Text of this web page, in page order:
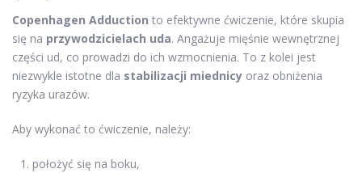
Copenhagen Adduction to efektywne ćwiczenie, które skupia
się na przywodzicielach uda. Angażuje mięśnie wewnętrznej
części ud, co prowadzi do ich wzmocnienia. To z kolei jest
niezwykle istotne dla stabilizacji miednicy oraz obniżenia
ryzyka urazów.
Aby wykonać to ćwiczenie, należy:
położyć się na boku,